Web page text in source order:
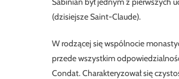
(dzisiejsze Saint-Claude).
W rodzącej się wspólnocie
przede wszystkim
Condat. Charakteryzował się